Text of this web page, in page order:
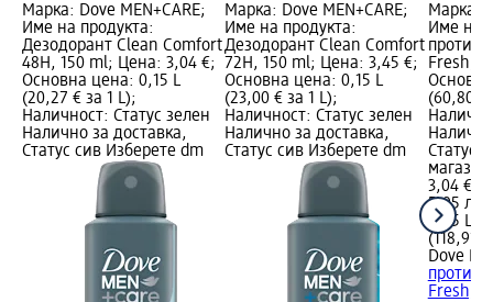
Марка: Dove MEN+CARE;
Име на продукта:
Дезодорант Clean Comfort
48H, 150 ml; Цена: 3,04 €;
Основна цена: 0,15 L
(20,27 € за 1 L);
Наличност: Статус зелен
Налично за доставка,
Статус сив Изберете dm
Марка: Dove MEN+CARE;
Име на продукта:
Дезодорант Clean Comfort
72H, 150 ml; Цена: 3,45 €;
Основна цена: 0,15 L
(23,00 € за 1 L);
Наличност: Статус зелен
Налично за доставка,
Статус сив Изберете dm
Марка:
Име на
против
Fresh,
(60,80 €
Статус
магазин
3,04 €
5,95 лв.
0,05 L
(118,91
Dove
против
Fresh,